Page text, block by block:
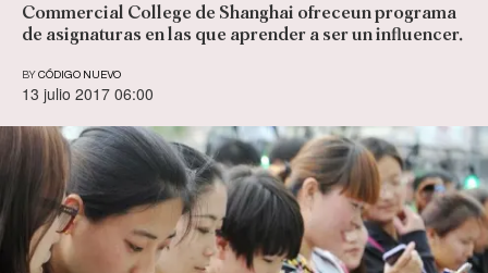
Commercial College de Shanghai ofreceun programa
de asignaturas en las que aprender a ser un influencer.
BY CÓDIGO NUEVO
13 julio 2017 06:00